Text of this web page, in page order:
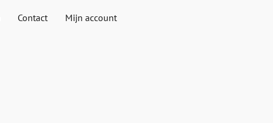
Contact Mijn account